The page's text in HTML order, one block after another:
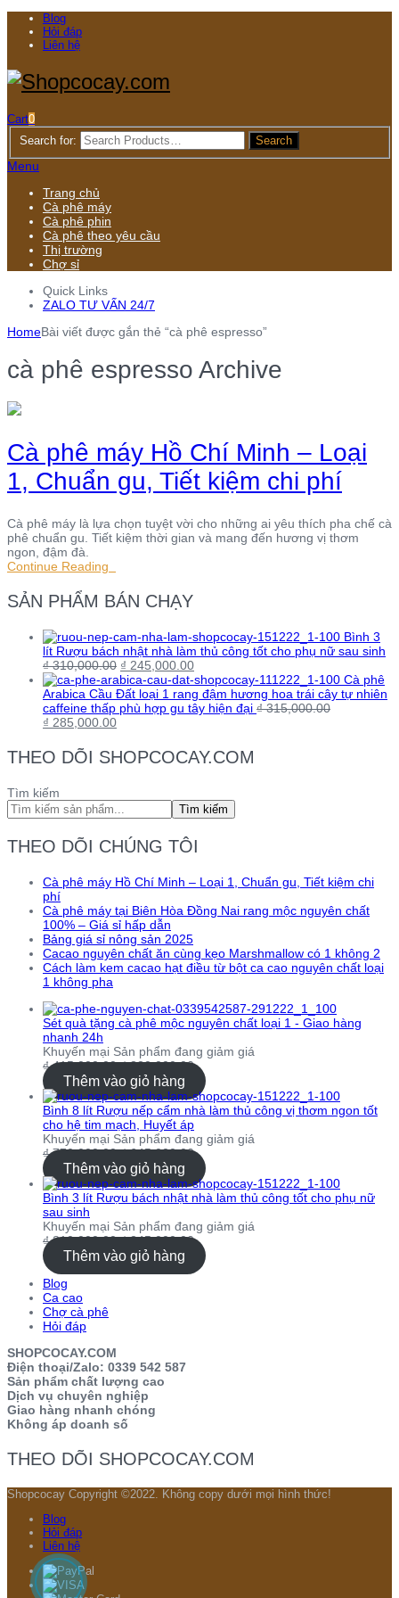
Blog
Hỏi đáp
Liên hệ
Cart0
Search for:
Menu
Trang chủ
Cà phê máy
Cà phê phin
Cà phê theo yêu cầu
Thị trường
Chợ sỉ
Quick Links
ZALO TƯ VẤN 24/7
HomeBài viết được gắn thẻ “cà phê espresso”
cà phê espresso Archive
Cà phê máy Hồ Chí Minh – Loại
1, Chuẩn gu, Tiết kiệm chi phí
Cà phê máy là lựa chọn tuyệt vời cho những ai yêu thích pha chế cà
phê chuẩn gu. Tiết kiệm thời gian và mang đến hương vị thơm
ngon, đậm đà.
Continue Reading
SẢN PHẨM BÁN CHẠY
Bình 3
lít Rượu bách nhật nhà làm thủ công tốt cho phụ nữ sau sinh
₫310,000.00 ₫ 245,000.00
Cà phê
Arabica Cầu Đất loại 1 rang đậm hương hoa trái cây tự nhiên
caffeine thấp phù hợp gu tây hiện đại ₫315,000.00
₫ 285,000.00
THEO DÕI SHOPCOCAY.COM
Tìm kiếm
Tìm kiếm
THEO DÕI CHÚNG TÔI
Cà phê máy Hồ Chí Minh – Loại 1, Chuẩn gu, Tiết kiệm chi
phí
Cà phê máy tại Biên Hòa Đồng Nai rang mộc nguyên chất
100% – Giá sỉ hấp dẫn
Bảng giá sỉ nông sản 2025
Cacao nguyên chất ăn cùng kẹo Marshmallow có 1 không 2
Cách làm kem cacao hạt điều từ bột ca cao nguyên chất loại
1 không pha
Sét quà tặng cà phê mộc nguyên chất loại 1 - Giao hàng
nhanh 24h
Khuyến mại Sản phẩm đang giảm giá
₫415,000.00 ₫320,000.00
Thêm vào giỏ hàng
Bình 8 lít Rượu nếp cẩm nhà làm thủ công vị thơm ngon tốt
cho hệ tim mạch, Huyết áp
Khuyến mại Sản phẩm đang giảm giá
₫770,000.00 ₫645,000.00
Thêm vào giỏ hàng
Bình 3 lít Rượu bách nhật nhà làm thủ công tốt cho phụ nữ
sau sinh
Khuyến mại Sản phẩm đang giảm giá
₫310,000.00 ₫245,000.00
Thêm vào giỏ hàng
Blog
Ca cao
Chợ cà phê
Hỏi đáp
SHOPCOCAY.COM
Điện thoại/Zalo: 0339 542 587
Sản phẩm chất lượng cao
Dịch vụ chuyên nghiệp
Giao hàng nhanh chóng
Không áp doanh số
THEO DÕI SHOPCOCAY.COM
Shopcocay Copyright ©2022. Không copy dưới mọi hình thức!
Blog
Hỏi đáp
Liên hệ